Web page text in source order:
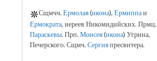
Сщмчч.Ермолая(икона), Ермиппаи
Ермократа, иереев Никомидийских. Прмц.
Параскевы. Прп.Моисея(икона) Угрина,
Печерского. Сщмч.Сергияпресвитера.